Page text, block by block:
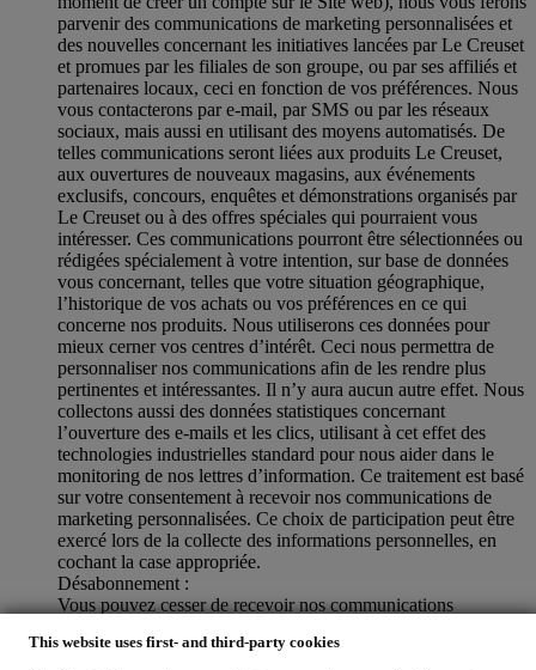
This website uses first- and third-party cookies
parvenir des communications de marketing personnalisées et
des nouvelles concernant les initiatives lancées par Le Creuset
et promues par les filiales de son groupe, ou par ses affiliés et
partenaires locaux, ceci en fonction de vos préférences. Nous
vous contacterons par e-mail, par SMS ou par les réseaux
sociaux, mais aussi en utilisant des moyens automatisés. De
telles communications seront liées aux produits Le Creuset,
aux ouvertures de nouveaux magasins, aux événements
exclusifs, concours, enquêtes et démonstrations organisés par
Le Creuset ou à des offres spéciales qui pourraient vous
intéresser. Ces communications pourront être sélectionnées ou
rédigées spécialement à votre intention, sur base de données
vous concernant, telles que votre situation géographique,
l’historique de vos achats ou vos préférences en ce qui
concerne nos produits. Nous utiliserons ces données pour
mieux cerner vos centres d’intérêt. Ceci nous permettra de
personnaliser nos communications afin de les rendre plus
pertinentes et intéressantes. Il n’y aura aucun autre effet. Nous
collectons aussi des données statistiques concernant
l’ouverture des e-mails et les clics, utilisant à cet effet des
technologies industrielles standard pour nous aider dans le
monitoring de nos lettres d’information. Ce traitement est basé
sur votre consentement à recevoir nos communications de
marketing personnalisées. Ce choix de participation peut être
exercé lors de la collecte des informations personnelles, en
cochant la case appropriée.
Désabonnement :
Vous pouvez cesser de recevoir nos communications
méthodes indiquées dans chaque communication (par